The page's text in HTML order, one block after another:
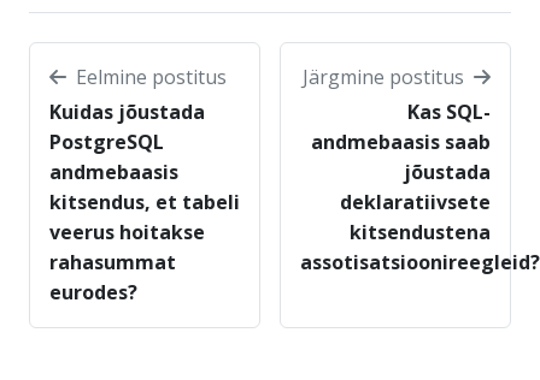
Eelmine postitus
Kuidas jõustada
PostgreSQL
andmebaasis
kitsendus, et tabeli
veerus hoitakse
rahasummat
eurodes?
Järgmine postitus
Kas SQL-
andmebaasis saab
jõustada
deklaratiivsete
kitsendustena
assotisatsioonireegleid?